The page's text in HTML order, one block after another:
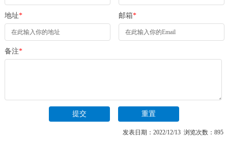
地址* 邮箱*
备注*
发表日期：2022/12/13 浏览次数：895